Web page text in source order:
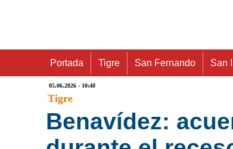
Portada Tigre San Fernando San
05.06.2026 - 10:40
Tigre
Benavídez: